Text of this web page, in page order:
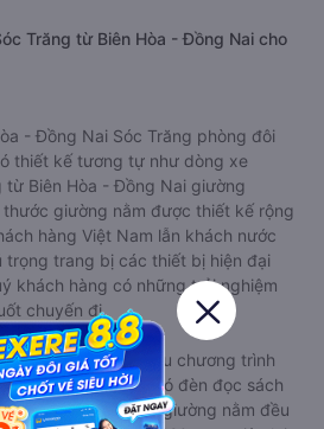
Trăng từ Biên Hòa - Đồng Nai cho
- Đồng Nai Sóc Trăng phòng đôi
thiết kế tương tự như dòng xe
từ Biên Hòa - Đồng Nai giường
giường nằm được thiết kế rộng
hàng Việt Nam lẫn khách nước
trọng trang bị các thiết bị hiện đại
khách hàng có những trải nghiệm
chuyến đi.
HD tích hợp nhiều chương trình
có tai nghe, có đèn đọc sách
tốc độ cao. Tại mỗi giường nằm đều